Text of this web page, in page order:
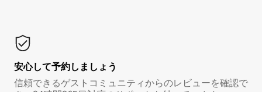
安心して予約しましょう
信頼できるゲストコミュニティからのレビューを確認で